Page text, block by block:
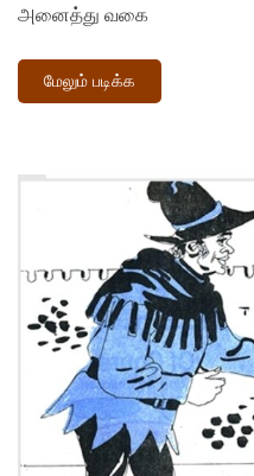
அனைத்து வகை
மேலும் படிக்க